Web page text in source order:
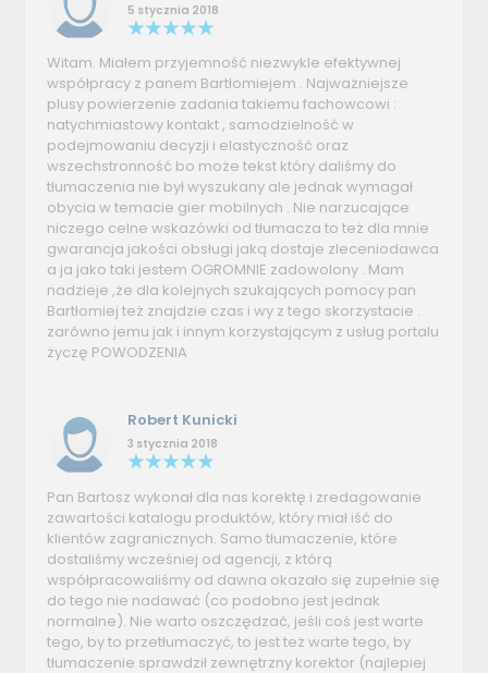
5 stycznia 2018
Witam. Miałem przyjemność niezwykle efektywnej
współpracy z panem Bartłomiejem . Najważniejsze
plusy powierzenie zadania takiemu fachowcowi :
natychmiastowy kontakt , samodzielność w
podejmowaniu decyzji i elastyczność oraz
wszechstronność bo może tekst który daliśmy do
tłumaczenia nie był wyszukany ale jednak wymagał
obycia w temacie gier mobilnych . Nie narzucające
niczego celne wskazówki od tłumacza to też dla mnie
gwarancja jakości obsługi jaką dostaje zleceniodawca
a ja jako taki jestem OGROMNIE zadowolony . Mam
nadzieje ,że dla kolejnych szukających pomocy pan
Bartłomiej też znajdzie czas i wy z tego skorzystacie .
zarówno jemu jak i innym korzystającym z usług portalu
życzę POWODZENIA
Robert Kunicki
3 stycznia 2018
Pan Bartosz wykonał dla nas korektę i zredagowanie
zawartości katalogu produktów, który miał iść do
klientów zagranicznych. Samo tłumaczenie, które
dostaliśmy wcześniej od agencji, z którą
współpracowaliśmy od dawna okazało się zupełnie się
do tego nie nadawać (co podobno jest jednak
normalne). Nie warto oszczędzać, jeśli coś jest warte
tego, by to przetłumaczyć, to jest też warte tego, by
tłumaczenie sprawdził zewnętrzny korektor (najlepiej